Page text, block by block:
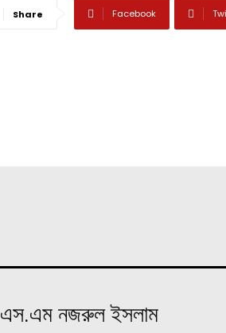
Share Facebook
এস.এম নজরুল ইসলাম